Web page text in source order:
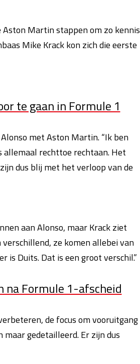
Aston Martin stappen om zo kennis
Mike Krack kon zich die eerste
te gaan in Formule 1
met Aston Martin. “Ik ben
allemaal rechttoe rechtaan. Het
dus blij met het verloop van de
aan Alonso, maar Krack ziet
ze komen allebei van
is Duits. Dat is een groot verschil.”
na Formule 1-afscheid
de focus om vooruitgang
gedetailleerd. Er zijn dus